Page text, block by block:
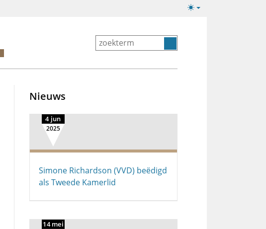
Lichte/donkere
Nieuws
4 jun
2025
Simone Richardson (VVD) beëdigd
als Tweede Kamerlid
14 mei